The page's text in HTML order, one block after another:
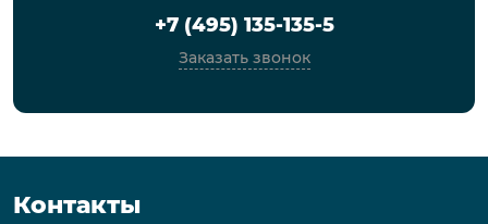
+7 (495) 135-135-5
Заказать звонок
Контакты